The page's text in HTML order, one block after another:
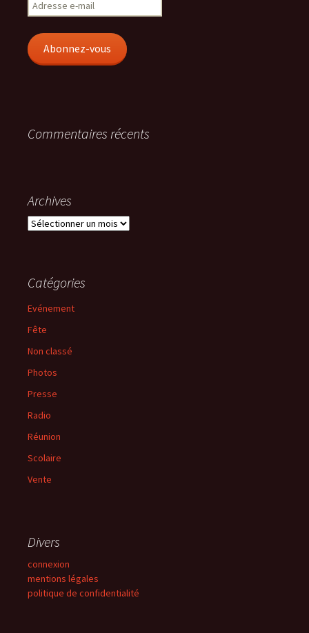
e-
Abonnez-vous
Commentaires récents
Archives
Archives
Catégories
Evénement
Fête
Non classé
Photos
Presse
Radio
Réunion
Scolaire
Vente
Divers
connexion
mentions légales
politique de confidentialité